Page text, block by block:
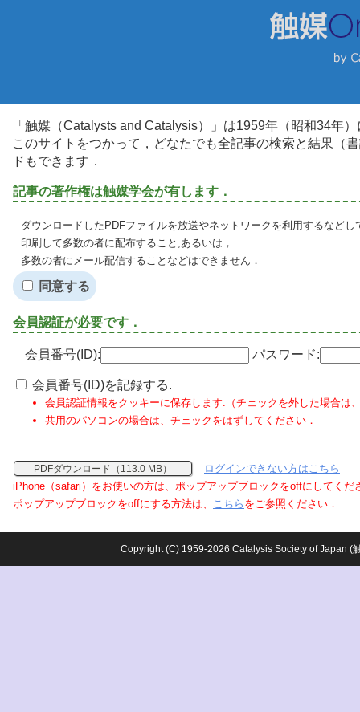
「触媒（Catalysts and Catalysis）」は1959年（昭和34年
このサイトをつかって，どなたでも全記事の検索と結果（
ドもできます．
記事の著作権は触媒学会が有します．
ダウンロードしたPDFファイルを放送やネットワークを利用するなど
印刷して多数の者に配布すること,あるいは，
多数の者にメール配信することなどはできません．
同意する
会員認証が必要です．
会員番号(ID): パスワード:
会員番号(ID)を記録する.
会員認証情報をクッキーに保存します.（チェックを外した場合は
共用のパソコンの場合は、チェックをはずしてください．
PDFダウンロード（113.0 MB）
ログインできない方はこちら
iPhone（safari）をお使いの方は、ポップアップブロックをoffにしてくだ
ポップアップブロックをoffにする方法は、 こちら をご参照ください．
Copyright (C) 1959-2026 Catalysis Society of Japan (